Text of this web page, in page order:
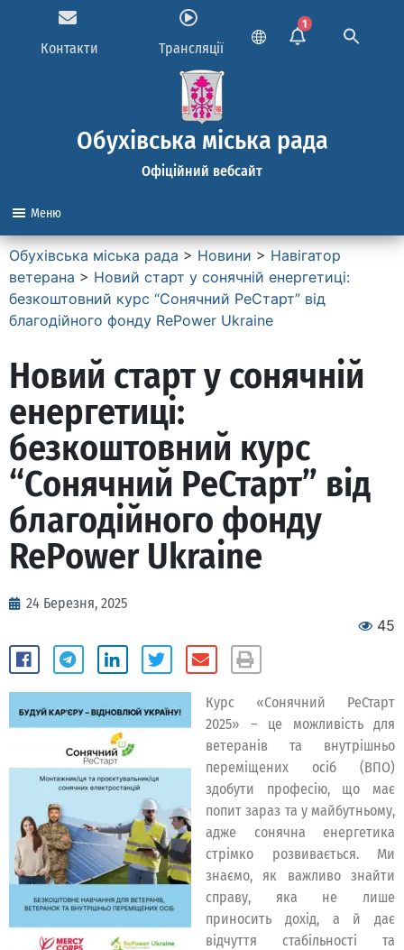
Контакти Трансляції
1
Обухівська міська рада
Офіційний вебсайт
Меню
Обухівська міська рада > Новини > Навігатор
ветерана > Новий старт у сонячній енергетиці:
безкоштовний курс “Сонячний РеСтарт” від
благодійного фонду RePower Ukraine
Новий старт у сонячній
енергетиці:
безкоштовний курс
“Сонячний РеСтарт” від
благодійного фонду
RePower Ukraine
24 Березня, 2025
45
Курс «Сонячний РеСтарт
2025» – це можливість для
ветеранів та внутрішньо
переміщених осіб (ВПО)
здобути професію, що має
попит зараз та у майбутньому,
адже сонячна енергетика
стрімко розвивається. Ми
знаємо, як важливо знайти
справу, яка не лише
приносить дохід, а й дає
відчуття стабільності та